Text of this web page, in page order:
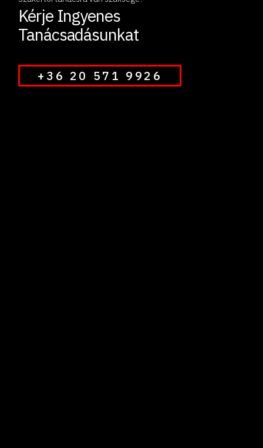
Kérje Ingyenes
Tanácsadásunkat
+36 20 571 9926